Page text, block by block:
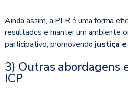
Ainda assim, a PLR é uma forma
resultados e manter um ambiente
participativo, promovendo justiça
3) Outras abordagens
ICP